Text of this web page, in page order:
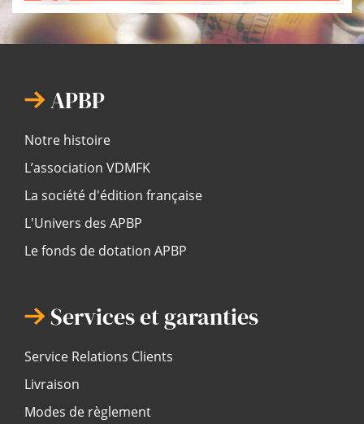
APBP
Notre histoire
L’association VDMFK
La société d'édition française
L'Univers des APBP
Le fonds de dotation APBP
Services et garanties
Service Relations Clients
Livraison
Modes de règlement